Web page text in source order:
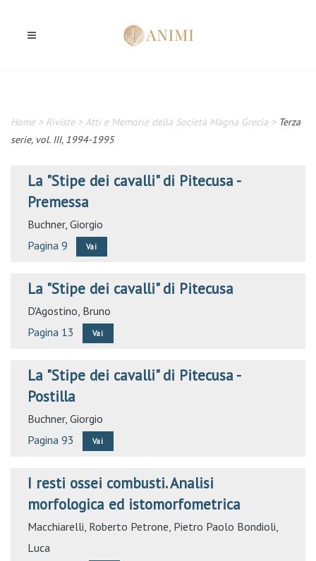
Home> Riviste> Atti e Memorie della Società Magna Grecia > Terza
serie, vol. III, 1994-1995
La "Stipe dei cavalli" di Pitecusa -
Premessa
Buchner, Giorgio
Pagina 9
Vai
La "Stipe dei cavalli" di Pitecusa
D'Agostino, Bruno
Pagina 13
Vai
La "Stipe dei cavalli" di Pitecusa -
Postilla
Buchner, Giorgio
Pagina 93
Vai
I resti ossei combusti. Analisi
morfologica ed istomorfometrica
Macchiarelli, Roberto Petrone, Pietro Paolo Bondioli,
Luca